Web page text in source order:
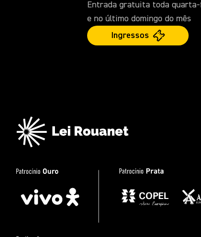
Entrada gratuita toda
e no último domingo do mês
Ingressos